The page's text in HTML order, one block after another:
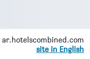
ar.hotelscombined.com
site in English